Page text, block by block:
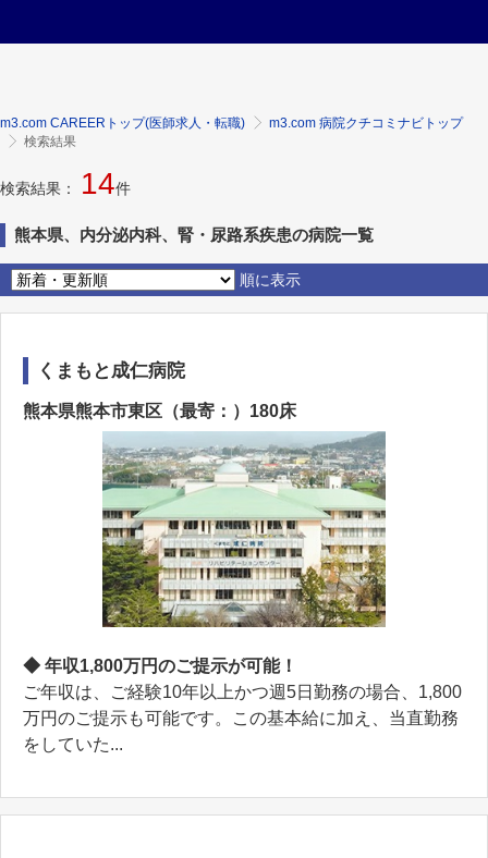
m3.com CAREERトップ(医師求人・転職)
m3.com 病院クチコミナビトップ
検索結果
検索結果： 14件
熊本県、内分泌内科、腎・尿路系疾患の病院一覧
順に表示
くまもと成仁病院
熊本県熊本市東区（最寄：）180床
◆ 年収1,800万円のご提示が可能！
ご年収は、ご経験10年以上かつ週5日勤務の場合、1,800
万円のご提示も可能です。この基本給に加え、当直勤務
をしていた...